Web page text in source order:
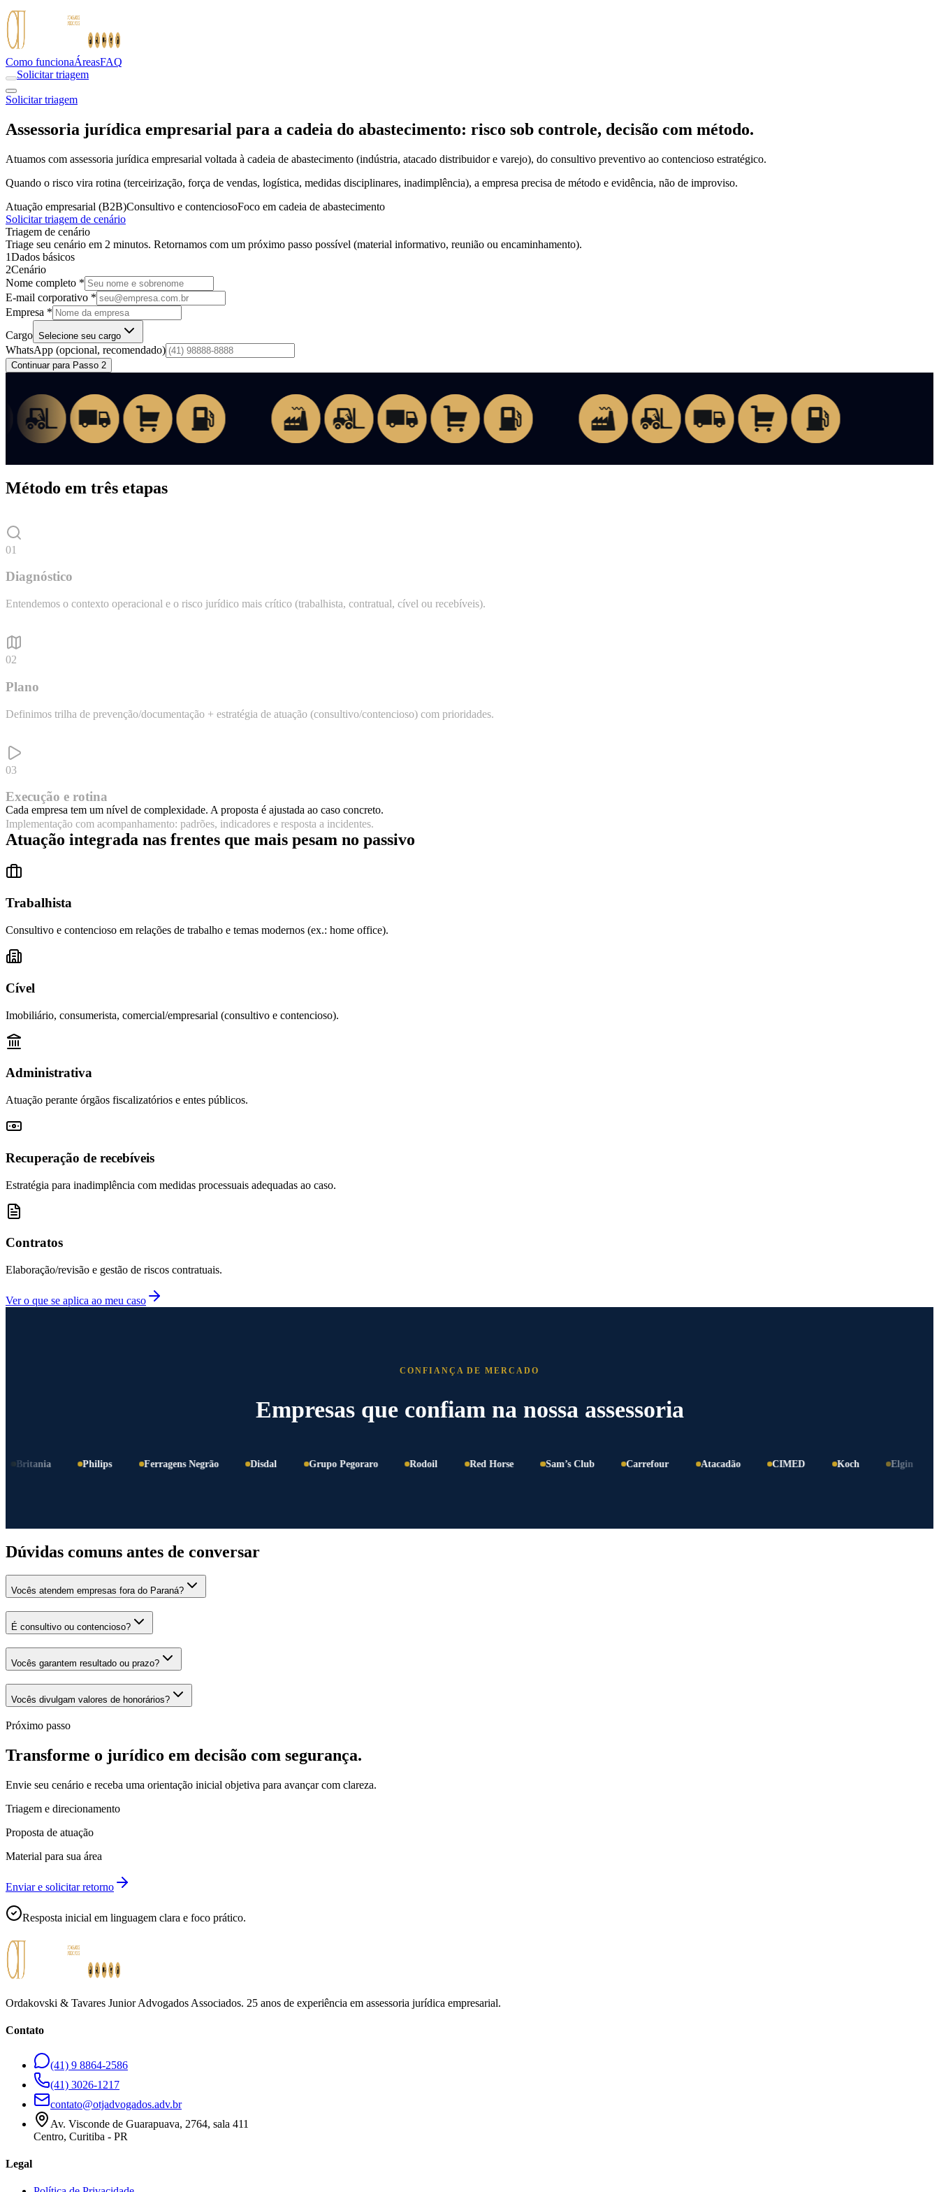
Como funcionaÁreasFAQ
Solicitar triagem
Solicitar triagem
Assessoria jurídica empresarial para a cadeia do abastecimento: risco sob controle, decisão com método.
Atuamos com assessoria jurídica empresarial voltada à cadeia de abastecimento (indústria, atacado distribuidor e varejo), do consultivo preventivo ao contencioso estratégico.
Quando o risco vira rotina (terceirização, força de vendas, logística, medidas disciplinares, inadimplência), a empresa precisa de método e evidência, não de improviso.
Atuação empresarial (B2B)Consultivo e contenciosoFoco em cadeia de abastecimento
Solicitar triagem de cenário
Triagem de cenário
Triage seu cenário em 2 minutos. Retornamos com um próximo passo possível (material informativo, reunião ou encaminhamento).
1Dados básicos
2Cenário
Nome completo *
E-mail corporativo *
Empresa *
Cargo Selecione seu cargo
WhatsApp (opcional, recomendado)
Continuar para Passo 2
Método em três etapas
01
Diagnóstico
Entendemos o contexto operacional e o risco jurídico mais crítico (trabalhista, contratual, cível ou recebíveis).
02
Plano
Definimos trilha de prevenção/documentação + estratégia de atuação (consultivo/contencioso) com prioridades.
03
Execução e rotina
Implementação com acompanhamento: padrões, indicadores e resposta a incidentes.
Cada empresa tem um nível de complexidade. A proposta é ajustada ao caso concreto.
Atuação integrada nas frentes que mais pesam no passivo
Trabalhista
Consultivo e contencioso em relações de trabalho e temas modernos (ex.: home office).
Cível
Imobiliário, consumerista, comercial/empresarial (consultivo e contencioso).
Administrativa
Atuação perante órgãos fiscalizatórios e entes públicos.
Recuperação de recebíveis
Estratégia para inadimplência com medidas processuais adequadas ao caso.
Contratos
Elaboração/revisão e gestão de riscos contratuais.
Ver o que se aplica ao meu caso
CONFIANÇA DE MERCADO
Empresas que confiam na nossa assessoria
Philips Ferragens Negrão Disdal Grupo Pegoraro Rodoil Red Horse Sam’s Club Carrefour Atacadão CIMED Koch Elgin
Dúvidas comuns antes de conversar
Vocês atendem empresas fora do Paraná?
É consultivo ou contencioso?
Vocês garantem resultado ou prazo?
Vocês divulgam valores de honorários?
Próximo passo
Transforme o jurídico em decisão com segurança.
Envie seu cenário e receba uma orientação inicial objetiva para avançar com clareza.
Triagem e direcionamento
Proposta de atuação
Material para sua área
Enviar e solicitar retorno
Resposta inicial em linguagem clara e foco prático.
Ordakovski & Tavares Junior Advogados Associados. 25 anos de experiência em assessoria jurídica empresarial.
Contato
(41) 9 8864-2586
(41) 3026-1217
contato@otjadvogados.adv.br
Av. Visconde de Guarapuava, 2764, sala 411
Centro, Curitiba - PR
Legal